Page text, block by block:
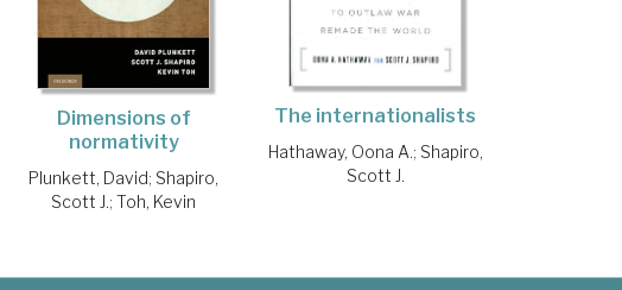
Dimensions of
normativity
Plunkett, David; Shapiro,
Scott J.;Toh, Kevin
The internationalists
Hathaway, Oona A.; Shapiro,
Scott J.